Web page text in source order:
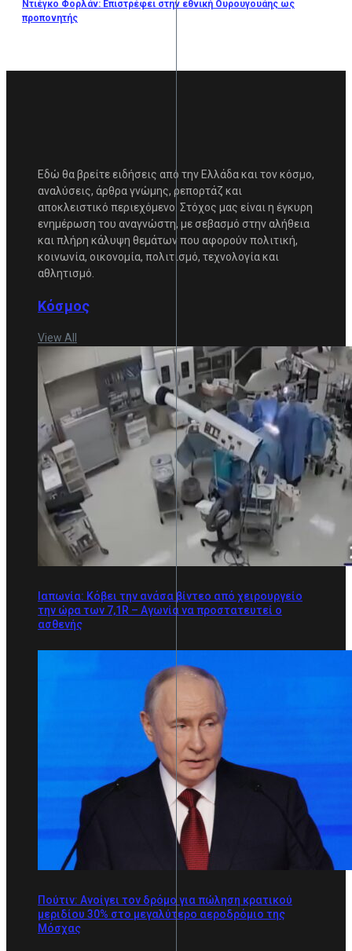
Ντιέγκο Φορλάν: Επιστρέφει στην εθνική Ουρουγουάης ως
προπονητής
Εδώ θα βρείτε ειδήσεις από την Ελλάδα και τον κόσμο,
αναλύσεις, άρθρα γνώμης, ρεπορτάζ και
αποκλειστικό περιεχόμενο. Στόχος μας είναι η έγκυρη
ενημέρωση του αναγνώστη, με σεβασμό στην αλήθεια
και πλήρη κάλυψη θεμάτων που αφορούν πολιτική,
κοινωνία, οικονομία, πολιτισμό, τεχνολογία και
αθλητισμό.
Κόσμος
View All
Ιαπωνία: Κόβει την ανάσα βίντεο από χειρουργείο
την ώρα των 7,1R – Αγωνία να προστατευτεί ο
ασθενής
Πούτιν: Ανοίγει τον δρόμο για πώληση κρατικού
μεριδίου 30% στο μεγαλύτερο αεροδρόμιο της
Μόσχας